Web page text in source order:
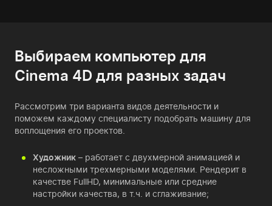
Выбираем компьютер для
Cinema 4D для разных задач
Рассмотрим три варианта видов деятельности и
поможем каждому специалисту подобрать машину для
воплощения его проектов.
Художник – работает с двухмерной анимацией и
несложными трехмерными моделями. Рендерит в
качестве FullHD, минимальные или средние
настройки качества, в т.ч. и сглаживание;